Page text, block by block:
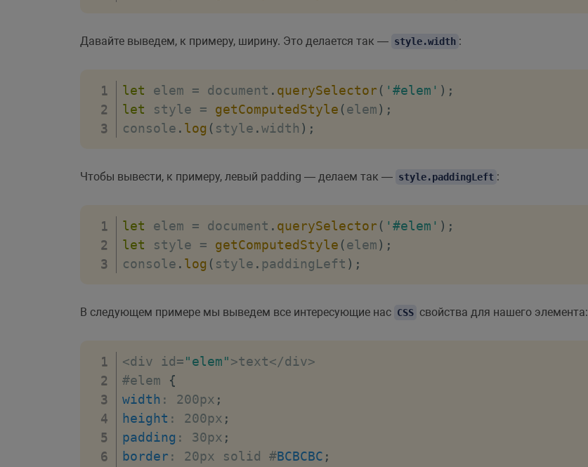
Давайте выведем, к примеру, ширину. Это делается так — style.width :
let elem = document . querySelector ( '#elem' ) ;
let style = getComputedStyle (elem) ;
console . log ( style .width ) ;
Чтобы вывести, к примеру, левый padding — делаем так — style.paddingLeft :
let elem = document . querySelector ( '#elem' ) ;
let style = getComputedStyle (elem) ;
console . log ( style . paddingLeft ) ;
В следующем примере мы выведем все интересующие нас CSS свойства для нашего элемента:
<div id="elem">text</div>
#elem {
width : 200px ;
height : 200px ;
padding : 30px ;
border : 20px solid #BCBCBC ;